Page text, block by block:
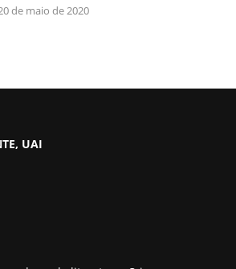
de maio de 2020
UAI